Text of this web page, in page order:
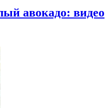
авокадо: видео